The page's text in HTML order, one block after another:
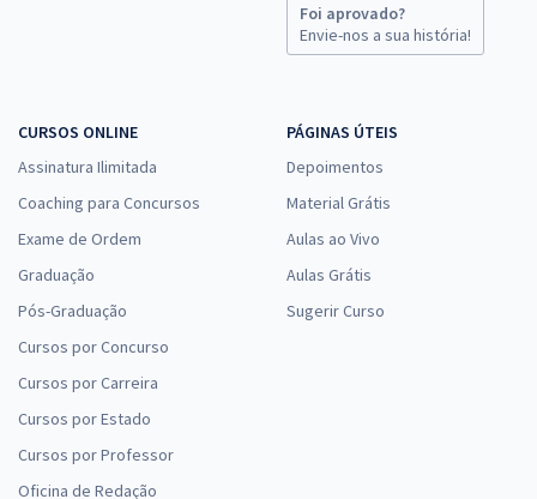
Foi aprovado?
Envie-nos a sua história!
CURSOS ONLINE
Assinatura Ilimitada
Coaching para Concursos
Exame de Ordem
Graduação
Pós-Graduação
Cursos por Concurso
Cursos por Carreira
Cursos por Estado
Cursos por Professor
Oficina de Redação
PÁGINAS ÚTEIS
Depoimentos
Material Grátis
Aulas ao Vivo
Aulas Grátis
Sugerir Curso